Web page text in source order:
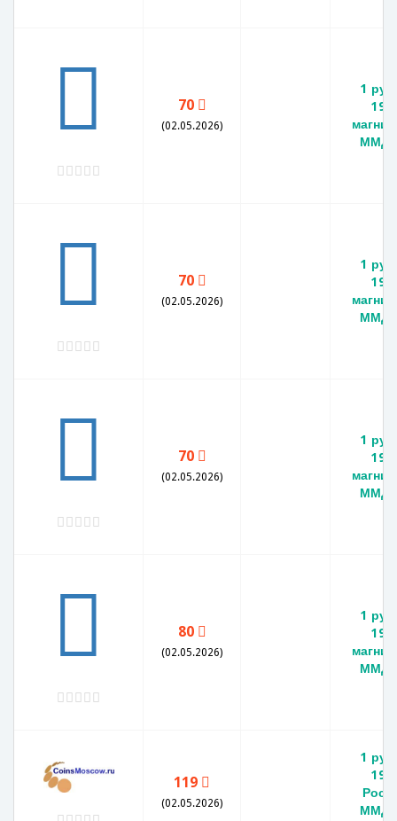
70
(02.05.2026)
1
ММД
70
(02.05.2026)
1
ММД
70
(02.05.2026)
1
ММД
80
(02.05.2026)
1
ММД
119
(02.05.2026)
1
ММД,